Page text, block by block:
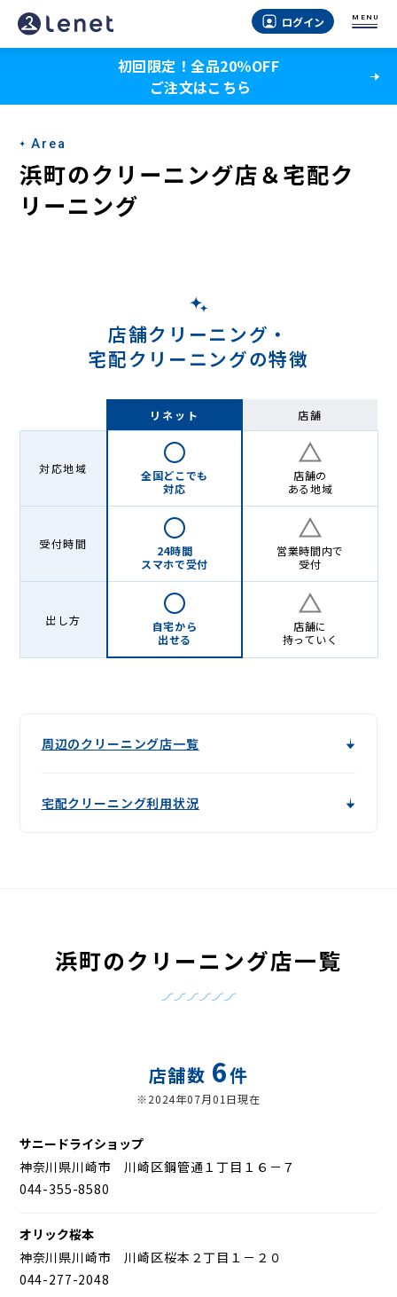
浜
町
宅
配
ク
Lenet〈リ
ネ
ログイン MENU
初回限定！全品20％OFF
ご注文はこちら
Area
浜町のクリーニング店＆宅配ク
リーニング
店舗クリーニング・
宅配クリーニングの特徴
リネット 店舗
対応地域
全国どこでも
対応
店舗の
ある地域
受付時間
24時間
スマホで受付
営業時間内で
受付
出し方
自宅から
出せる
店舗に
持っていく
周辺のクリーニング店一覧
宅配クリーニング利用状況
浜町のクリーニング店一覧
店舗数 6件
※2024年07月01日現在
サニードライショップ
神奈川県川崎市 川崎区鋼管通１丁目１６－７
044-355-8580
オリック桜本
神奈川県川崎市 川崎区桜本２丁目１－２０
044-277-2048